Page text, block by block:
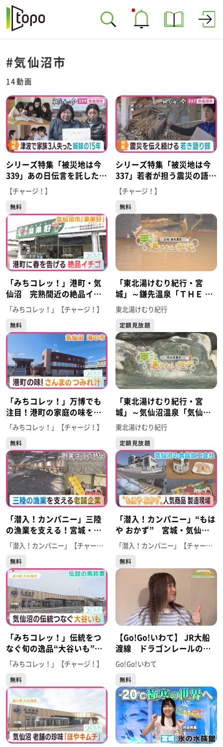
#気仙沼市
14動画
シリーズ特集「被災地は今
339」あの日伝言を託した
人々のその後 津波で家族
妹の１５年 それでも前
へ…
【チャージ！】
無料
シリーズ特集「被災地は今
337」若者が担う震災の語り
部 “あの日”を伝える思い
【チャージ！】
無料
「みちコレッ！」港町・気
仙沼 完熟間近の絶品イチ
ゴ おいしさの秘密と
気仙沼市）
「みちコレッ！」【チャージ！】
無料
「東北湯けむり紀行・宮
城」～鎌先温泉「ＴＨＥ Ｙ
ＵＫＡＷＡ 一條支店」～
東北湯けむり紀行
定額見放題
「みちコレッ！」万博でも
注目！港町の家庭の味を再
現“さんま つみれ汁” 【気
仙沼市）
「みちコレッ！」【チャージ！】
無料
「東北湯けむり紀行・宮
城」～気仙沼温泉「気仙沼
プラザホテル」～
東北湯けむり紀行
定額見放題
「潜入！カンパニー」三陸
の漁業を支える！宮城・気
仙沼市の漁具を扱う老舗会
「潜入！カンパニー」【チャージ！】
無料
「潜入！カンパニー」“もは
や おかず” 宮城・気仙沼
市の食品加工会社 人気商
「潜入！カンパニー」【チャージ！】
無料
「みちコレッ！」伝統をつ
なぐ旬の逸品“大谷いも”
【道の駅大谷海岸】（宮
「みちコレッ！」【チャージ！】
無料
【Go!Go!いわて】 JR大船
渡線 ドラゴンレールの街
めぐり#2 摺沢～気仙沼編
Go!Go!いわて
無料